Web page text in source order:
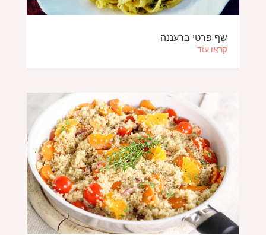
שף פרטי ברעננה
קראו עוד